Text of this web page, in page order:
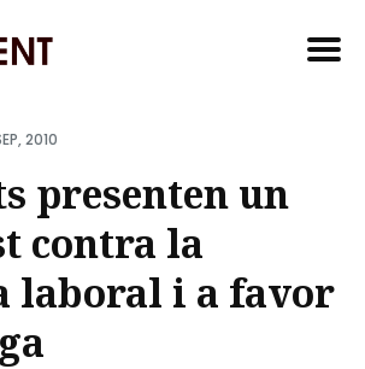
2010
presenten un
contra la
laboral i a favor